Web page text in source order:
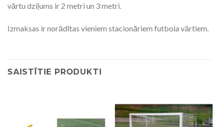
vārtu dziļums ir 2 metri un 3 metri.
Izmaksas ir norādītas vieniem stacionāriem futbola vārtiem.
SAISTĪTIE PRODUKTI